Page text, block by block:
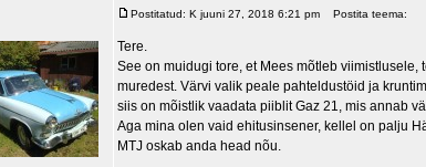
Postitatud: K juuni 27, 2018 6:21 pm Postita teema:
Tere.
See on muidugi tore, et Mees mõtleb
muredest. Värvi valik peale pahteldustöid ja
siis on mõistlik vaadata piiblit Gaz 21, mis annab
Aga mina olen vaid ehitusinsener, kellel on palju
MTJ oskab anda head nõu.